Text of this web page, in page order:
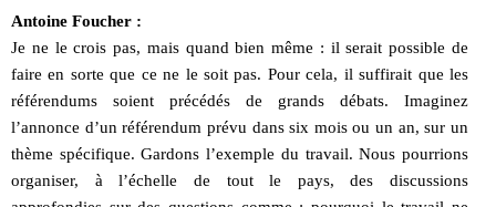
Antoine Foucher :
Je ne le crois pas, mais quand bien même : il serait possible de
faire en sorte que ce ne le soit pas. Pour cela, il suffirait que les
référendums soient précédés de grands débats. Imaginez
l’annonce d’un référendum prévu dans six mois ou un an, sur un
thème spécifique. Gardons l’exemple du travail. Nous pourrions
organiser, à l’échelle de tout le pays, des discussions